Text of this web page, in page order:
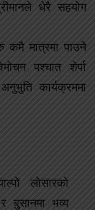
धेरै सहयोग
कमै मात्रमा पाउने
पश्चात शेर्पा
कार्यक्रममा
लोसारको
बुसानमा भव्य